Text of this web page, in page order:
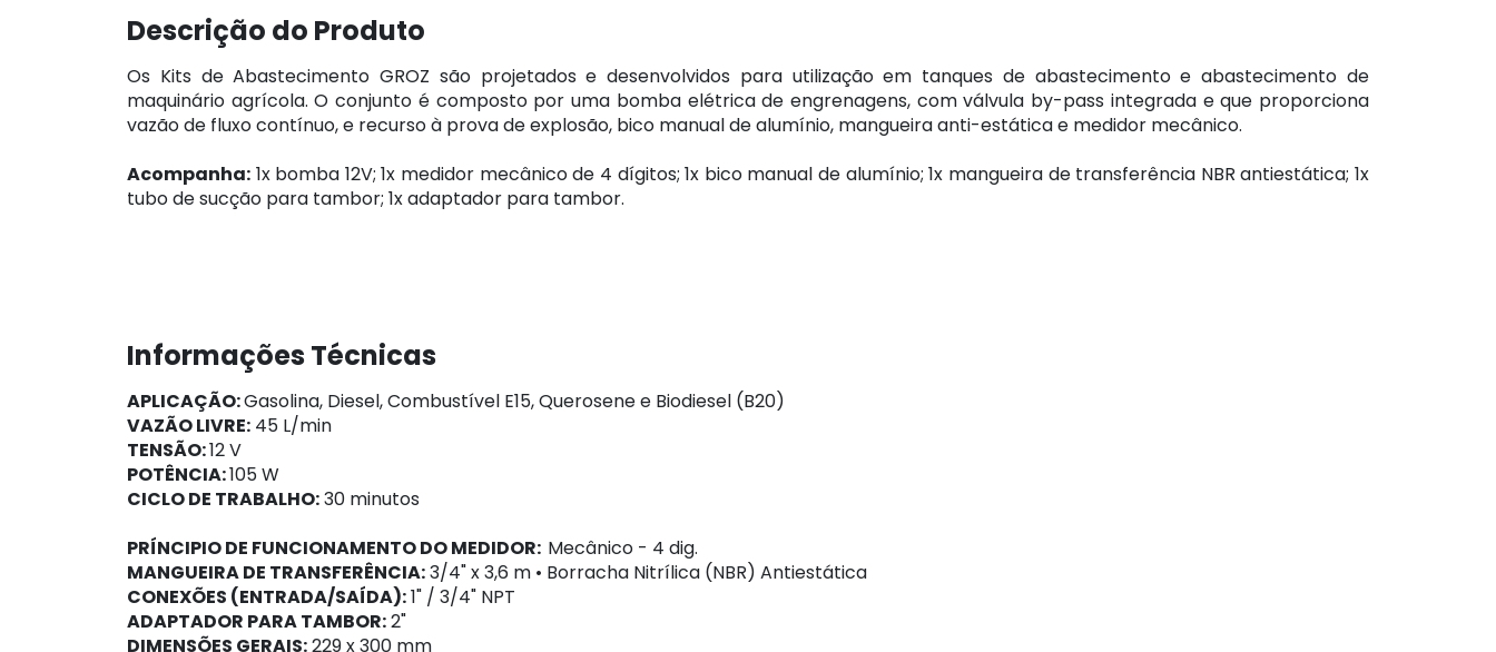
Descrição do Produto
Os Kits de Abastecimento GROZ são projetados e desenvolvidos para utilização em tanques de abastecimento e abastecimento de
maquinário agrícola. O conjunto é composto por uma bomba elétrica de engrenagens, com válvula by-pass integrada e que proporciona
vazão de fluxo contínuo, e recurso à prova de explosão, bico manual de alumínio, mangueira anti-estática e medidor mecânico.
Acompanha: 1x bomba 12V; 1x medidor mecânico de 4 dígitos; 1x bico manual de alumínio; 1x mangueira de transferência NBR antiestática; 1x
tubo de sucção para tambor; 1x adaptador para tambor.
Informações Técnicas
APLICAÇÃO:Gasolina, Diesel, Combustível E15, Querosene e Biodiesel (B20)
VAZÃO LIVRE: 45 L/min
TENSÃO:12 V
POTÊNCIA:105 W
CICLO DE TRABALHO:30 minutos
PRÍNCIPIO DE FUNCIONAMENTO DO MEDIDOR: Mecânico - 4 dig.
MANGUEIRA DE TRANSFERÊNCIA:3/4" x 3,6 m • Borracha Nitrílica (NBR) Antiestática
CONEXÕES (ENTRADA/SAÍDA):1" / 3/4" NPT
ADAPTADOR PARA TAMBOR:2"
DIMENSÕES GERAIS:229 x 300 mm